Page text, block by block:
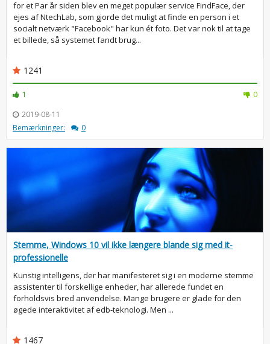
for et Par år siden blev en meget populær service FindFace, der
ejes af NtechLab, som gjorde det muligt at finde en person i et
socialt netværk "Facebook" har kun ét foto. Det var nok til at tage
et billede, så systemet fandt brug...
1241
1
0
2019-08-11
Bemærkninger:
0
Stemme, Windows 10 vil ikke længere blande sig med it-
professionelle
Kunstig intelligens, der har manifesteret sig i en moderne stemme
assistenter til forskellige enheder, har allerede fundet en
forholdsvis bred anvendelse. Mange brugere er glade for den
øgede interaktivitet af edb-teknologi. Men ...
1467